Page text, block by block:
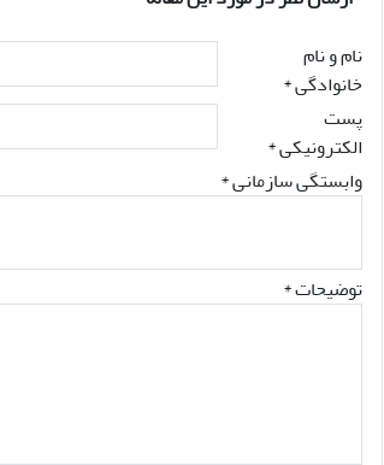
نام و نام
خانوادگی*
پست
الکترونیکی*
وابستگی سازمانی *
توضیحات *